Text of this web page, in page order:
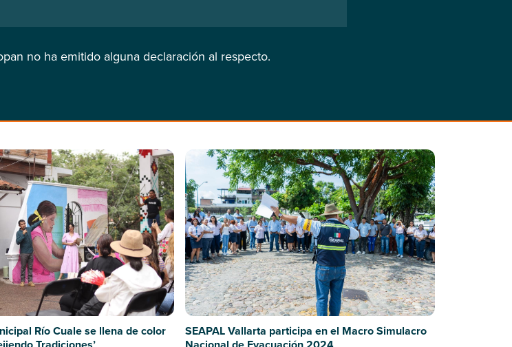
no ha emitido alguna declaración al respecto.
Río Cuale se llena de color
SEAPAL Vallarta participa en el Macro Simulacro